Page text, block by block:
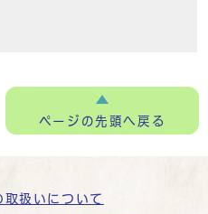
ページの先頭へ戻る
取扱いについて